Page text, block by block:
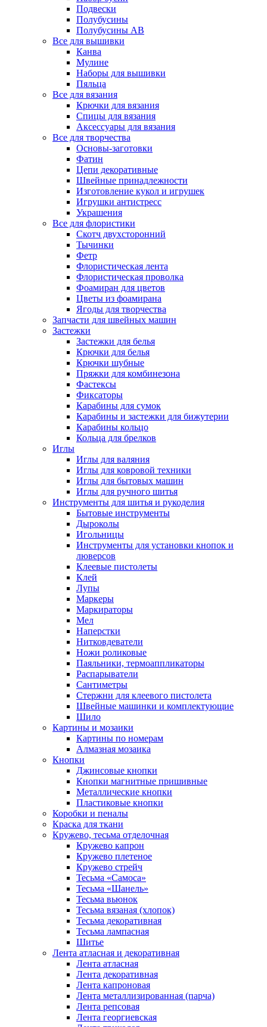
Подвески
Полубусины
Полубусины AB
Все для вышивки
Канва
Мулине
Наборы для вышивки
Пяльца
Все для вязания
Крючки для вязания
Спицы для вязания
Аксессуары для вязания
Все для творчества
Основы-заготовки
Фатин
Цепи декоративные
Швейные принадлежности
Изготовление кукол и игрушек
Игрушки антистресс
Украшения
Все для флористики
Скотч двухсторонний
Тычинки
Фетр
Флористическая лента
Флористическая проволка
Фоамиран для цветов
Цветы из фоамирана
Ягоды для творчества
Запчасти для швейных машин
Застежки
Застежки для белья
Крючки для белья
Крючки шубные
Пряжки для комбинезона
Фастексы
Фиксаторы
Карабины для сумок
Карабины и застежки для бижутерии
Карабины кольцо
Кольца для брелков
Иглы
Иглы для валяния
Иглы для ковровой техники
Иглы для бытовых машин
Иглы для ручного шитья
Инструменты для шитья и рукоделия
Бытовые инструменты
Дыроколы
Игольницы
Инструменты для установки кнопок и
люверсов
Клеевые пистолеты
Клей
Лупы
Маркеры
Маркираторы
Мел
Наперстки
Нитковдеватели
Ножи роликовые
Паяльники, термоаппликаторы
Распарыватели
Сантиметры
Стержни для клеевого пистолета
Швейные машинки и комплектующие
Шило
Картины и мозаики
Картины по номерам
Алмазная мозаика
Кнопки
Джинсовые кнопки
Кнопки магнитные пришивные
Металлические кнопки
Пластиковые кнопки
Коробки и пеналы
Краска для ткани
Кружево, тесьма отделочная
Кружево капрон
Кружево плетеное
Кружево стрейч
Тесьма «Самоса»
Тесьма «Шанель»
Тесьма вьюнок
Тесьма вязаная (хлопок)
Тесьма декоративная
Тесьма лампасная
Шитье
Лента атласная и декоративная
Лента атласная
Лента декоративная
Лента капроновая
Лента металлизированная (парча)
Лента репсовая
Лента георгиевская